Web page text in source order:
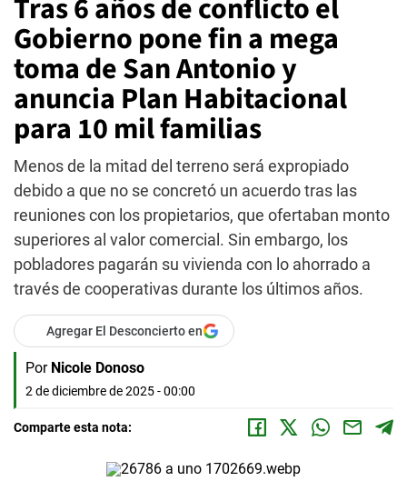
Tras 6 años de conflicto el
Gobierno pone fin a mega
toma de San Antonio y
anuncia Plan Habitacional
para 10 mil familias
Menos de la mitad del terreno será expropiado
debido a que no se concretó un acuerdo tras las
reuniones con los propietarios, que ofertaban monto
superiores al valor comercial. Sin embargo, los
pobladores pagarán su vivienda con lo ahorrado a
través de cooperativas durante los últimos años.
Agregar El Desconcierto en
Por Nicole Donoso
2 de diciembre de 2025 - 00:00
Comparte esta nota: